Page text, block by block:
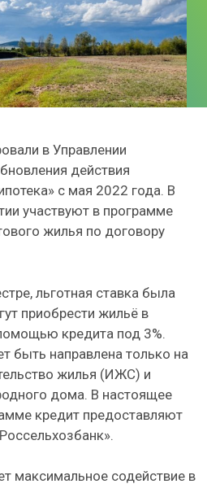
в Управлении
действия
с мая 2022 года. В
участвуют в программе
жилья по договору
льготная ставка была
приобрести жильё в
кредита под 3%.
быть направлена только на
жилья (ИЖС) и
дома. В настоящее
кредит предоставляют
максимальное содействие в